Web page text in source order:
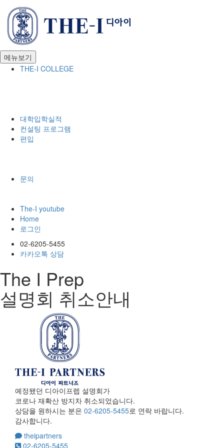
THE-I COLLEGE
대학입학실적
컨설팅 프로그램
편입
문의
The-I youtube
Home
로그인
02-6205-5455
카카오톡 상담
The I Prep
설명회 취소안내
예정됐던 디아이프렙 설명회가
코로나 재확산 방지차 취소되었습니다.
상담을 원하시는 분은 02-6205-5455로 연락 바랍니다.
감사합니다.
theipartners
02-6205-5455